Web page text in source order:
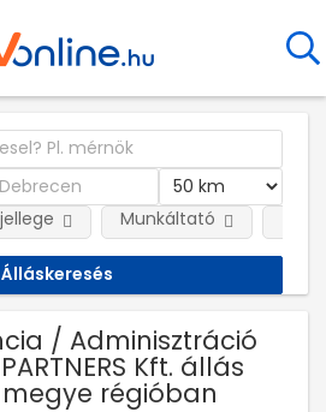
Munkáltató
/ Adminisztráció
Kft. állás
régióban